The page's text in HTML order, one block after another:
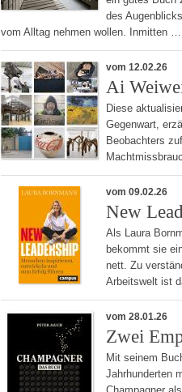
des
vom Alltag nehmen wollen. Inmitten …
vom 12.02.26
Ai
Diese
Gegenwart,
Beobachters
vom 09.02.26
New
Als Laura
bekommt sie
nett. Zu
Arbeitswelt ist
vom 28.01.26
Zwei
Mit seinem
Jahrhunderten